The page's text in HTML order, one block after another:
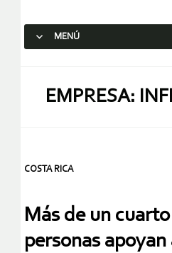
MENÚ
EMPRESA:
COSTA RICA
Más de un
personas apoyan